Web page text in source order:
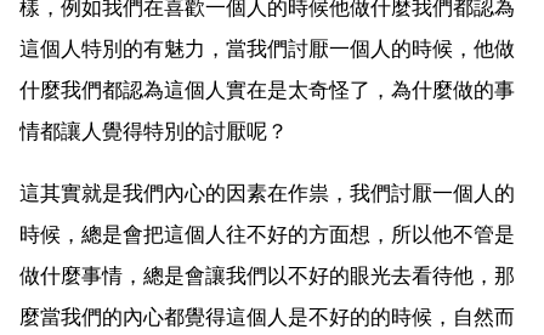
樣，例如我們在喜歡一個人的時候他做什麼我們都認為
這個人特別的有魅力，當我們討厭一個人的時候，他做
什麼我們都認為這個人實在是太奇怪了，為什麼做的事
情都讓人覺得特別的討厭呢？
這其實就是我們內心的因素在作祟，我們討厭一個人的
時候，總是會把這個人往不好的方面想，所以他不管是
做什麼事情，總是會讓我們以不好的眼光去看待他，那
麼當我們的內心都覺得這個人是不好的的時候，自然而